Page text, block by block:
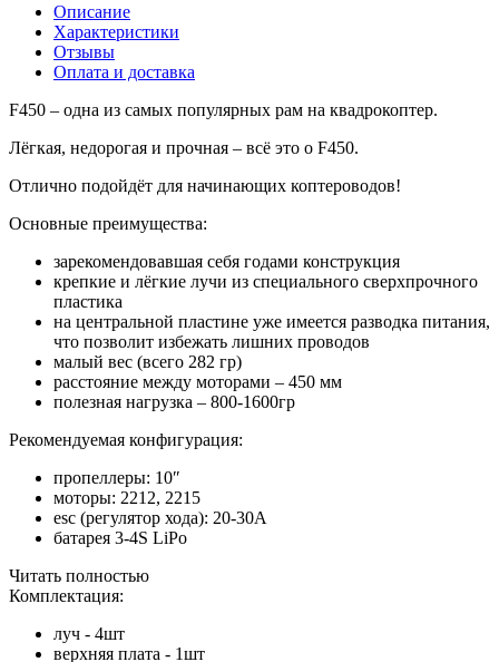
Описание
Характеристики
Отзывы
Оплата и доставка
F450 – одна из самых популярных рам на квадрокоптер.
Лёгкая, недорогая и прочная – всё это о F450.
Отлично подойдёт для начинающих коптероводов!
Основные преимущества:
зарекомендовавшая себя годами конструкция
крепкие и лёгкие лучи из специального сверхпрочного
пластика
на центральной пластине уже имеется разводка питания,
что позволит избежать лишних проводов
малый вес (всего 282 гр)
расстояние между моторами – 450 мм
полезная нагрузка – 800-1600гр
Рекомендуемая конфигурация:
пропеллеры: 10″
моторы: 2212, 2215
esc (регулятор хода): 20-30A
батарея 3-4S LiPo
Читать полностью
Комплектация:
луч - 4шт
верхняя плата - 1шт